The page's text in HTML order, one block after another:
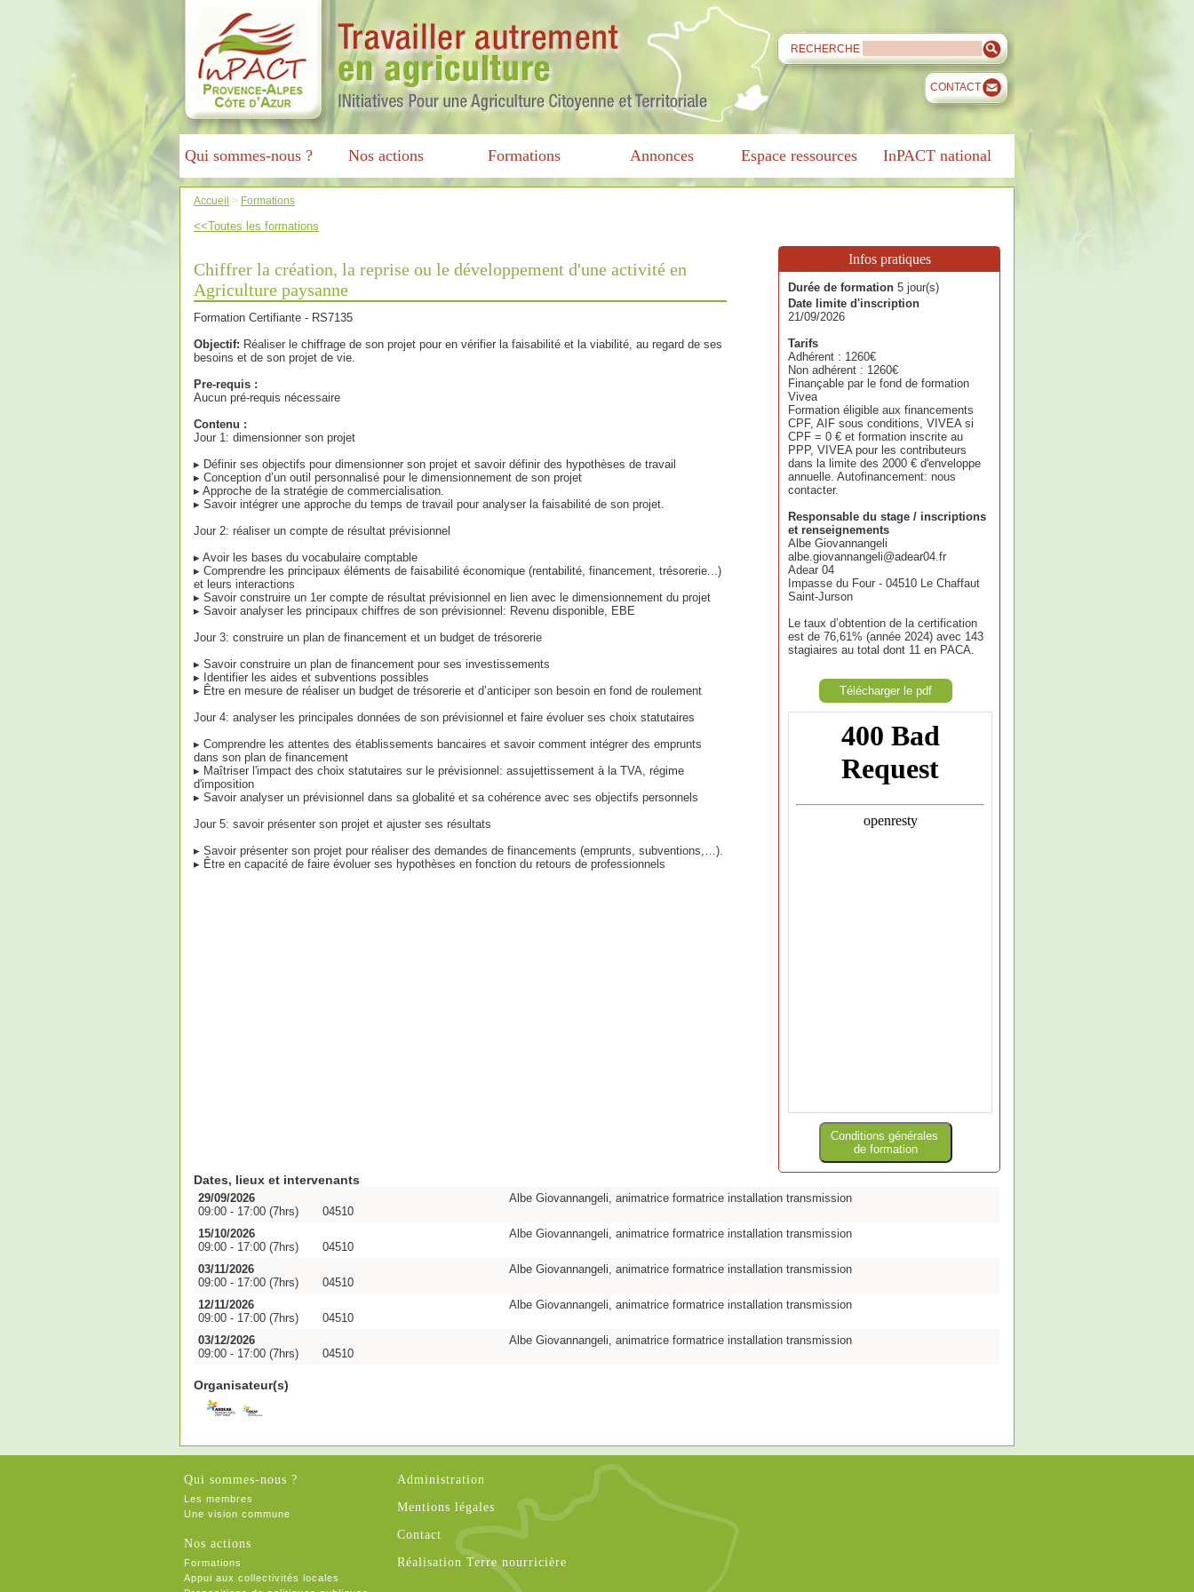
RECHERCHE
CONTACT
Qui sommes-nous ? Nos actions Formations Annonces Espace ressources InPACT national
Accueil > Formations
<<Toutes les formations
Chiffrer la création, la reprise ou le développement d'une activité en
Agriculture paysanne
Formation Certifiante - RS7135
Objectif: Réaliser le chiffrage de son projet pour en vérifier la faisabilité et la viabilité, au regard de ses
besoins et de son projet de vie.
Pre-requis :
Aucun pré-requis nécessaire
Contenu :
Jour 1: dimensionner son projet
▸ Définir ses objectifs pour dimensionner son projet et savoir définir des hypothèses de travail
▸ Conception d’un outil personnalisé pour le dimensionnement de son projet
▸ Approche de la stratégie de commercialisation.
▸ Savoir intégrer une approche du temps de travail pour analyser la faisabilité de son projet.
Jour 2: réaliser un compte de résultat prévisionnel
▸ Avoir les bases du vocabulaire comptable
▸ Comprendre les principaux éléments de faisabilité économique (rentabilité, financement, trésorerie...)
et leurs interactions
▸ Savoir construire un 1er compte de résultat prévisionnel en lien avec le dimensionnement du projet
▸ Savoir analyser les principaux chiffres de son prévisionnel: Revenu disponible, EBE
Jour 3: construire un plan de financement et un budget de trésorerie
▸ Savoir construire un plan de financement pour ses investissements
▸ Identifier les aides et subventions possibles
▸ Être en mesure de réaliser un budget de trésorerie et d’anticiper son besoin en fond de roulement
Jour 4: analyser les principales données de son prévisionnel et faire évoluer ses choix statutaires
▸ Comprendre les attentes des établissements bancaires et savoir comment intégrer des emprunts
dans son plan de financement
▸ Maîtriser l'impact des choix statutaires sur le prévisionnel: assujettissement à la TVA, régime
d'imposition
▸ Savoir analyser un prévisionnel dans sa globalité et sa cohérence avec ses objectifs personnels
Jour 5: savoir présenter son projet et ajuster ses résultats
▸ Savoir présenter son projet pour réaliser des demandes de financements (emprunts, subventions,…).
▸ Être en capacité de faire évoluer ses hypothèses en fonction du retours de professionnels
Infos pratiques
Durée de formation 5 jour(s)
Date limite d'inscription
21/09/2026
Tarifs
Adhérent : 1260€
Non adhérent : 1260€
Finançable par le fond de formation
Vivea
Formation éligible aux financements
CPF, AIF sous conditions, VIVEA si
CPF = 0 € et formation inscrite au
PPP, VIVEA pour les contributeurs
dans la limite des 2000 € d'enveloppe
annuelle. Autofinancement: nous
contacter.
Responsable du stage / inscriptions
et renseignements
Albe Giovannangeli
albe.giovannangeli@adear04.fr
Adear 04
Impasse du Four - 04510 Le Chaffaut
Saint-Jurson
Le taux d’obtention de la certification
est de 76,61% (année 2024) avec 143
stagiaires au total dont 11 en PACA.
Télécharger le pdf
Conditions générales
de formation
Dates, lieux et intervenants
29/09/2026
09:00 - 17:00 (7hrs)
04510
Albe Giovannangeli, animatrice formatrice installation transmission
15/10/2026
09:00 - 17:00 (7hrs)
04510
Albe Giovannangeli, animatrice formatrice installation transmission
03/11/2026
09:00 - 17:00 (7hrs)
04510
Albe Giovannangeli, animatrice formatrice installation transmission
12/11/2026
09:00 - 17:00 (7hrs)
04510
Albe Giovannangeli, animatrice formatrice installation transmission
03/12/2026
09:00 - 17:00 (7hrs)
04510
Albe Giovannangeli, animatrice formatrice installation transmission
Organisateur(s)
Qui sommes-nous ?
Les membres
Une vision commune
Nos actions
Formations
Appui aux collectivités locales
Administration
Mentions légales
Contact
Réalisation Terre nourricière